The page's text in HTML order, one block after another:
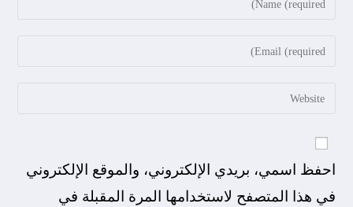
احفظ اسمي، بريدي الإلكتروني، والموقع الإلكتروني
في هذا المتصفح لاستخدامها المرة المقبلة في